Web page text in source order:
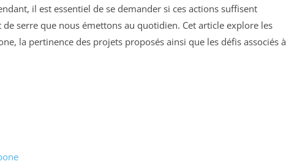
il est essentiel de se demander si ces actions suffisent
serre que nous émettons au quotidien. Cet article explore les
la pertinence des projets proposés ainsi que les défis associés à